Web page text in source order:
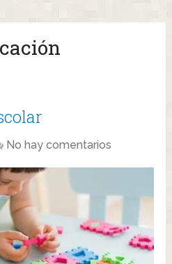
No hay comentarios